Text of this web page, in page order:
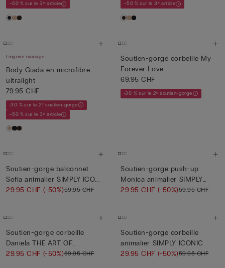
–50 % sur le 3ᵉ article
–50 % sur le 3ᵉ article
Lingerie mariage
Body Giada en microfibre
ultralight
79.95 CHF
-30 % sur le 2ᵉ soutien-gorge
–50 % sur le 3ᵉ article
Soutien-gorge corbeille My
Forever Love
69.95 CHF
-30 % sur le 2ᵉ soutien-gorge
Soutien-gorge balconnet
Sofia animalier SIMPLY ICO...
29.95 CHF (-50%)59.95 CHF
Soutien-gorge push-up
Monica animalier SIMPLY
ICON...
29.95 CHF (-50%)59.95 CHF
Soutien-gorge corbeille
Daniela THE ART OF
LINGERI...
29.95 CHF (-50%)59.95 CHF
Soutien-gorge corbeille
animalier SIMPLY ICONIC
29.95 CHF (-50%)59.95 CHF